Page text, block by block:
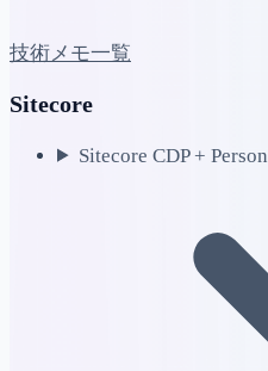
技術メモ一覧
Sitecore
Sitecore CDP +